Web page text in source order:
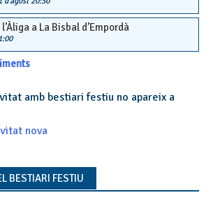
a La Bisbal d’Empordà
amb bestiari festiu no apareix a
nova
BESTIARI FESTIU